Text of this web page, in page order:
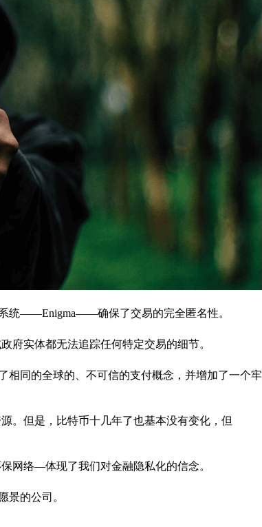
统——Enigma——确保了交易的完全匿名性。
府实体都无法追踪任何特定交易的细节。
相同的全球的、不可信的支付概念，并增加了一个牢
。但是，比特币十几年了也基本没有变化，但
网络—体现了我们对金融隐私化的信念。
景的公司。